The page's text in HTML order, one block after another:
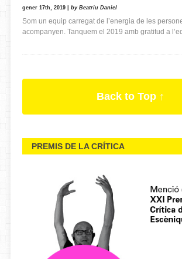
gener 17th, 2019 | by Beatriu Daniel
Som un equip carregat de l’energia de les
acompanyen. Tanquem el 2019 amb gratitud a
Back to Top ↑
PREMIS DE LA CRÍTICA